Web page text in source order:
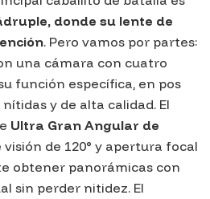
donde su lente de
. Pero vamos por partes:
una cámara con cuatro
función específica, en pos
y de alta calidad. El
Ultra Gran Angular de
visión de 120° y apertura focal
obtener panorámicas con
sin perder nitidez. El